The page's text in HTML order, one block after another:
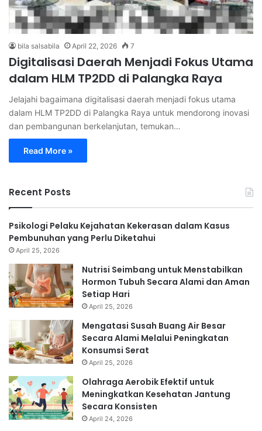
bila salsabila April 22, 2026 7
Digitalisasi Daerah Menjadi Fokus Utama
dalam HLM TP2DD di Palangka Raya
Jelajahi bagaimana digitalisasi daerah menjadi fokus utama
dalam HLM TP2DD di Palangka Raya untuk mendorong inovasi
dan pembangunan berkelanjutan, temukan…
Read More »
Recent Posts
Psikologi Pelaku Kejahatan Kekerasan dalam Kasus
Pembunuhan yang Perlu Diketahui
April 25, 2026
Nutrisi Seimbang untuk Menstabilkan
Hormon Tubuh Secara Alami dan Aman
Setiap Hari
April 25, 2026
Mengatasi Susah Buang Air Besar
Secara Alami Melalui Peningkatan
Konsumsi Serat
April 25, 2026
Olahraga Aerobik Efektif untuk
Meningkatkan Kesehatan Jantung
Secara Konsisten
April 24, 2026